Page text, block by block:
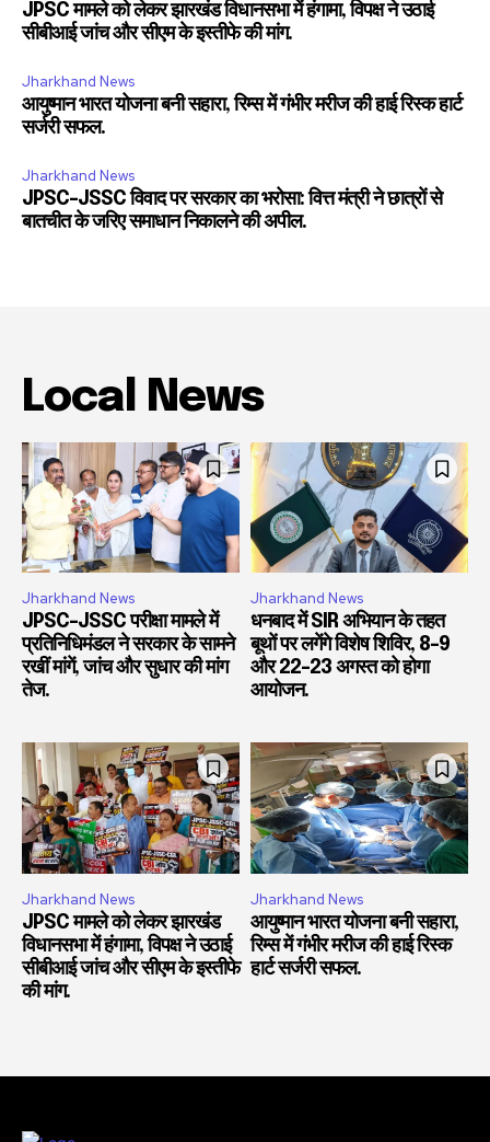
JPSC मामले को लेकर झारखंड विधानसभा में हंगामा, विपक्ष ने उठाई
सीबीआई जांच और सीएम के इस्तीफे की मांग.
Jharkhand News
आयुष्मान भारत योजना बनी सहारा, रिम्स में गंभीर मरीज की हाई रिस्क हार्ट
सर्जरी सफल.
Jharkhand News
JPSC-JSSC विवाद पर सरकार का भरोसा: वित्त मंत्री ने छात्रों से
बातचीत के जरिए समाधान निकालने की अपील.
Local News
Jharkhand News
JPSC-JSSC परीक्षा मामले में
प्रतिनिधिमंडल ने सरकार के सामने
रखीं मांगें, जांच और सुधार की मांग
तेज.
Jharkhand News
धनबाद में SIR अभियान के तहत
बूथों पर लगेंगे विशेष शिविर, 8-9
और 22-23 अगस्त को होगा
आयोजन.
Jharkhand News
JPSC मामले को लेकर झारखंड
विधानसभा में हंगामा, विपक्ष ने उठाई
सीबीआई जांच और सीएम के इस्तीफे
की मांग.
Jharkhand News
आयुष्मान भारत योजना बनी सहारा,
रिम्स में गंभीर मरीज की हाई रिस्क
हार्ट सर्जरी सफल.